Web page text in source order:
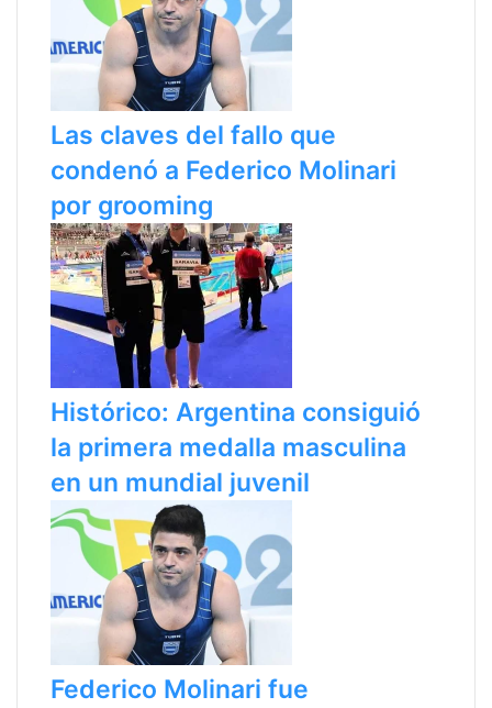
Las claves del fallo que
condenó a Federico Molinari
por grooming
Histórico: Argentina consiguió
la primera medalla masculina
en un mundial juvenil
Federico Molinari fue